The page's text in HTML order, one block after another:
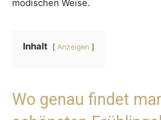
modischen Weise.
Inhalt Anzeigen
Wo genau findet